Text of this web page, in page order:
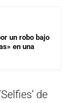
un robo bajo
en una
de